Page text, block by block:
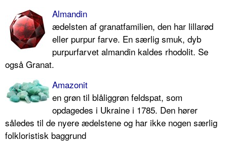
Almandin
ædelsten af granatfamilien, den har lillarød
eller purpur farve. En særlig smuk, dyb
purpurfarvet almandin kaldes rhodolit. Se
også Granat.
Amazonit
en grøn til blåliggrøn feldspat, som
opdagedes i Ukraine i 1785. Den hører
således til de nyere ædelstene og har ikke nogen særlig
folkloristisk baggrund